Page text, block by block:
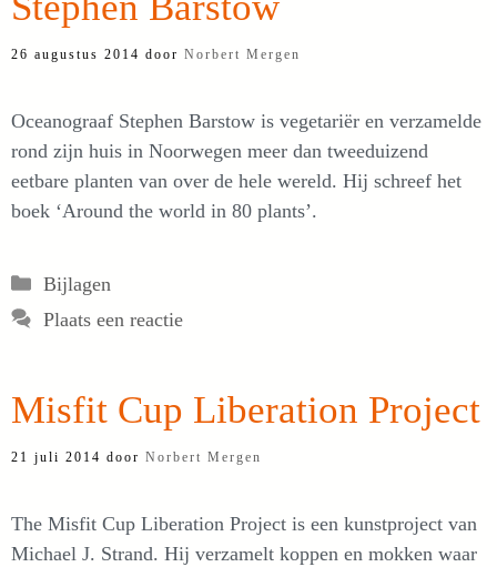
26 augustus 2014 door Norbert Mergen
Oceanograaf Stephen Barstow is vegetariër en verzamelde
rond zijn huis in Noorwegen meer dan tweeduizend
eetbare planten van over de hele wereld. Hij schreef het
boek ‘Around the world in 80 plants’.
Categorieën
Bijlagen
Plaats een reactie
Misfit Cup Liberation Project
21 juli 2014 door Norbert Mergen
The Misfit Cup Liberation Project is een kunstproject van
Michael J. Strand. Hij verzamelt koppen en mokken waar